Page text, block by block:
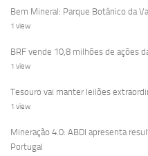
Bem Mineral: Parque Botânico da
1 view
BRF vende 10,8 milhões de ações
1 view
Tesouro vai manter leilões
1 view
Mineração 4.0: ABDI apresenta
Portugal